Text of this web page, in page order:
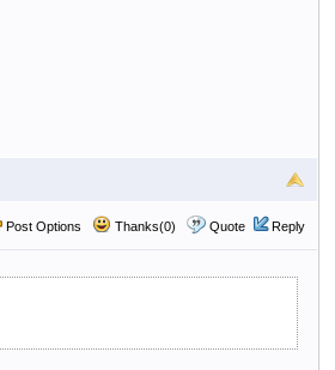
Post Options Thanks(0) Quote Reply